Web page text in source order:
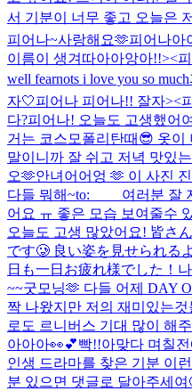
서 기분이 너무 좋고 오늘
피어나~사랑해요🫶피어나아
이름이 생겨따아아앙아!!><
well fearnots i love you so much
자🤍피어나 피어나!! 잘자><
다?피어나! 오늘도 고생했어
거는 코스모폴리탄때😎 옷이
말이니까 잘 쉬고 저녁 맛있
오🫶안녀어어엉 🫶 이 사진
다들 뭐해~to: _ _ _ 여러분 잘
어요 ㅠ 좋은 모습 보여줄수
오늘도 고생 많았어요! 皆さ
です🥲 良い姿を見せられる
日も一日お疲れ様でした！
~~굿모닝🫶 다들 어제 DAY
짝 나왔지만 저의 재미있는
로도 르니버스 기대 많이 해
아아아👀💕빡!!아맞다 며칠
인생 드라마를 찾은 기분 이
분 있으면 댓글로 달아주세